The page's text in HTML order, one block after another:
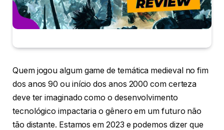
Quem jogou algum game de temática medieval no fim
dos anos 90 ou início dos anos 2000 com certeza
deve ter imaginado como o desenvolvimento
tecnológico impactaria o gênero em um futuro não
tão distante. Estamos em 2023 e podemos dizer que